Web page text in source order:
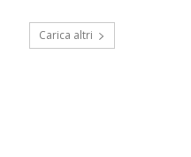
Carica altri